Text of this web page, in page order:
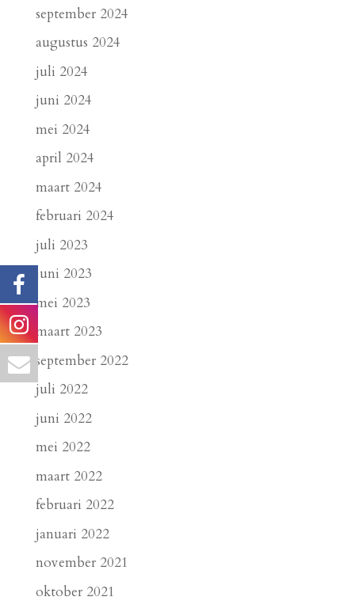
september 2024
augustus 2024
juli 2024
juni 2024
mei 2024
april 2024
maart 2024
februari 2024
juli 2023
juni 2023
mei 2023
maart 2023
september 2022
juli 2022
juni 2022
mei 2022
maart 2022
februari 2022
januari 2022
november 2021
oktober 2021